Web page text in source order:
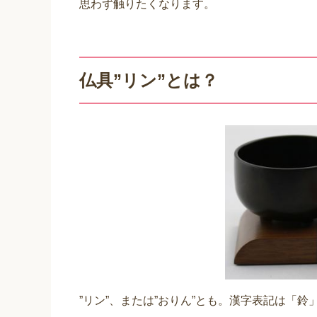
思わず触りたくなります。
仏具”リン”とは？
”リン”、または”おりん”とも。漢字表記は「鈴